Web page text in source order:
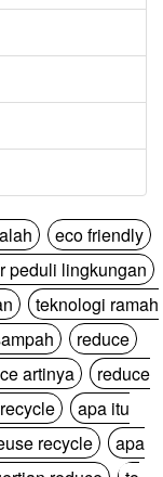
eco friendly
peduli lingkungan
teknologi ramah
reduce
artinya
reduce
apa itu
recycle
apa